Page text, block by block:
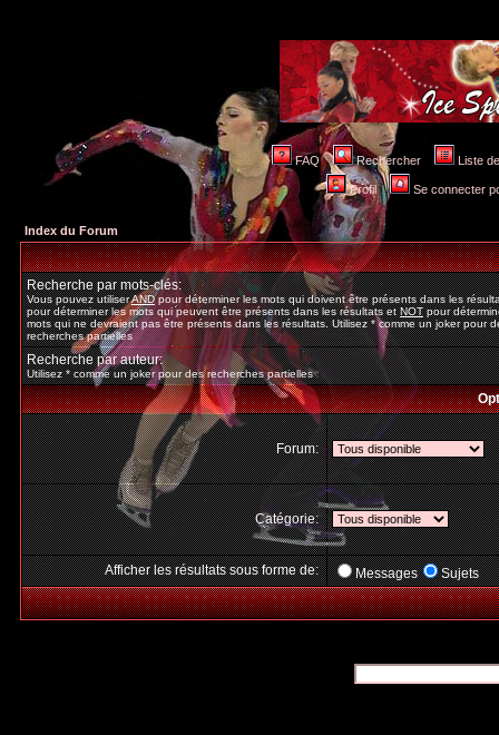
FAQ Rechercher Liste
Profil Se connecter
Index du Forum
Recherche par mots-clés:
Vous pouvez utiliserANDpour déterminer les mots qui doivent être présents dans les
pour déterminer les mots qui peuvent être présents dans les résultats etNOTpour
mots qui ne devraient pas être présents dans les résultats. Utilisez * comme un joker pour
recherches partielles
Recherche par auteur:
Utilisez * comme un joker pour des recherches partielles
Forum:
Catégorie:
Afficher les résultats sous forme de: Messages Sujets